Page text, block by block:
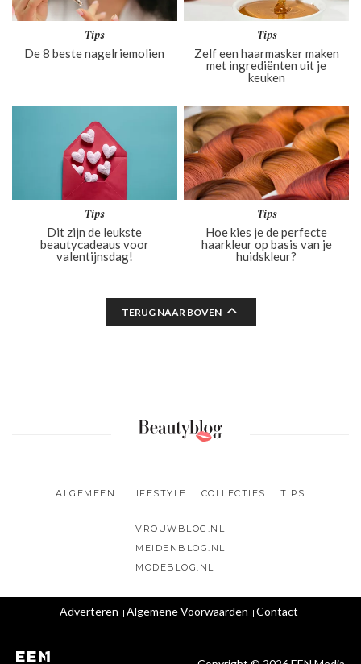
Tips
De 8 beste nagelriemolien
Tips
Zelf een haarmasker maken
met ingrediënten uit je
keuken
Tips
Dit zijn de leukste
beautycadeaus voor
valentijnsdag!
Tips
Hoe kies je de perfecte
haarkleur op basis van je
huidskleur?
TERUG NAAR BOVEN
ALGEMEEN LIFESTYLE COLLECTIES TIPS
VROUWBLOG.NL
MEIDENBLOG.NL
MODEBLOG.NL
Adverteren Algemene Voorwaarden Contact